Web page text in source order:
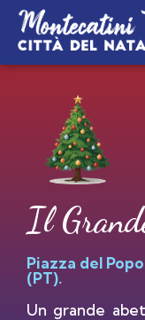
Il
Piazza del
(PT).
Un grande